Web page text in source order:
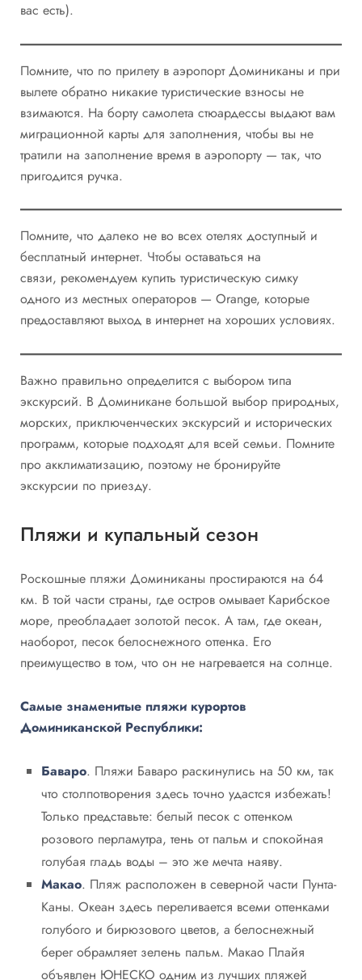
вас есть).
Помните, что по прилету в аэропорт Доминиканы и при
вылете обратно никакие туристические взносы не
взимаются. На борту самолета стюардессы выдают вам
миграционной карты для заполнения, чтобы вы не
тратили на заполнение время в аэропорту — так, что
пригодится ручка.
Помните, что далеко не во всех отелях доступный и
бесплатный интернет. Чтобы оставаться на
связи, рекомендуем купить туристическую симку
одного из местных операторов — Orange, которые
предоставляют выход в интернет на хороших условиях.
Важно правильно определится с выбором типа
экскурсий. В Доминикане большой выбор природных,
морских, приключенческих экскурсий и исторических
программ, которые подходят для всей семьи. Помните
про акклиматизацию, поэтому не бронируйте
экскурсии по приезду.
Пляжи и купальный сезон
Роскошные пляжи Доминиканы простираются на 64
км. В той части страны, где остров омывает Карибское
море, преобладает золотой песок. А там, где океан,
наоборот, песок белоснежного оттенка. Его
преимущество в том, что он не нагревается на солнце.​
Самые знаменитые пляжи курортов
Доминиканской Республики:
Баваро. Пляжи Баваро раскинулись на 50 км, так
что столпотворения здесь точно удастся избежать!
Только представьте: белый песок с оттенком
розового перламутра, тень от пальм и спокойная
голубая гладь воды – это же мечта наяву.
Макао. Пляж расположен в северной части Пунта-
Каны. Океан здесь переливается всеми оттенками
голубого и бирюзового цветов, а белоснежный
берег обрамляет зелень пальм. Макао Плайя
объявлен ЮНЕСКО одним из лучших пляжей